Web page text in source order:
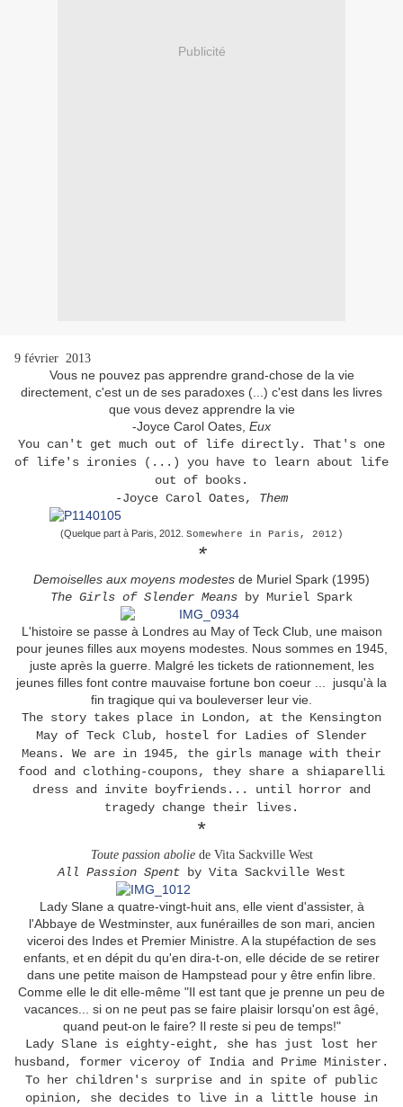
Publicité
9 février 2013
Vous ne pouvez pas apprendre grand-chose de la vie
directement, c'est un de ses paradoxes (...) c'est dans les livres
que vous devez apprendre la vie
-Joyce Carol Oates, Eux
You can't get much out of life directly. That's one
of life's ironies (...) you have to learn about life
out of books.
-Joyce Carol Oates, Them
(Quelque part à Paris, 2012. Somewhere in Paris, 2012)
*
Demoiselles aux moyens modestes de Muriel Spark (1995)
The Girls of Slender Means by Muriel Spark
L'histoire se passe à Londres au May of Teck Club, une maison
pour jeunes filles aux moyens modestes. Nous sommes en 1945,
juste après la guerre. Malgré les tickets de rationnement, les
jeunes filles font contre mauvaise fortune bon coeur ... jusqu'à la
fin tragique qui va bouleverser leur vie.
The story takes place in London, at the Kensington
May of Teck Club, hostel for Ladies of Slender
Means. We are in 1945, the girls manage with their
food and clothing-coupons, they share a shiaparelli
dress and invite boyfriends... until horror and
tragedy change their lives.
*
Toute passion aboliede Vita Sackville West
All Passion Spent by Vita Sackville West
Lady Slane a quatre-vingt-huit ans, elle vient d'assister, à
l'Abbaye de Westminster, aux funérailles de son mari, ancien
viceroi des Indes et Premier Ministre. A la stupéfaction de ses
enfants, et en dépit du qu'en dira-t-on, elle décide de se retirer
dans une petite maison de Hampstead pour y être enfin libre.
Comme elle le dit elle-même "Il est tant que je prenne un peu de
vacances... si on ne peut pas se faire plaisir lorsqu'on est âgé,
quand peut-on le faire? Il reste si peu de temps!"
Lady Slane is eighty-eight, she has just lost her
husband, former viceroy of India and Prime Minister.
To her children's surprise and in spite of public
opinion, she decides to live in a little house in